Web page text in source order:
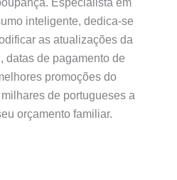
Especialista em
inteligente, dedica-se
as atualizações da
datas de pagamento de
promoções do
de portugueses a
orçamento familiar.